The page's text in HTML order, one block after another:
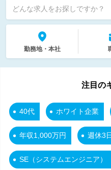
どんな求人をお探しですか？
勤務地・本社
注目の
40代 ホワイト企業
年収1,000万円 週休3
SE（システムエンジニア）